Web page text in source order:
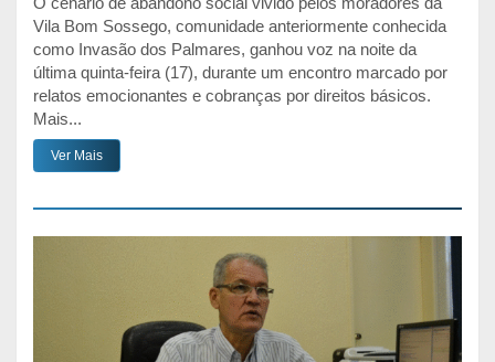
Vila Bom Sossego, comunidade anteriormente conhecida
como Invasão dos Palmares, ganhou voz na noite da
última quinta-feira (17), durante um encontro marcado por
relatos emocionantes e cobranças por direitos básicos.
Mais...
Ver Mais